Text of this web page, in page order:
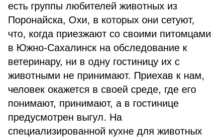
есть группы любителей животных из
Поронайска, Охи, в которых они сетуют,
что, когда приезжают со своими питомцами
в Южно-Сахалинск на обследование к
ветеринару, ни в одну гостиницу их с
животными не принимают. Приехав к нам,
человек окажется в своей среде, где его
понимают, принимают, а в гостинице
предусмотрен выгул. На
специализированной кухне для животных